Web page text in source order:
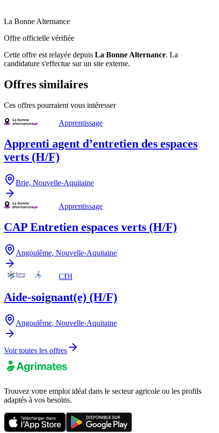
La Bonne Alternance
Offre officielle vérifiée
Cette offre est relayée depuis La Bonne Alternance. La
candidature s'effectue sur un site externe.
Offres similaires
Ces offres pourraient vous intéresser
Apprentissage
Apprenti agent d’entretien des espaces
verts (H/F)
Brie, Nouvelle-Aquitaine
Apprentissage
CAP Entretien espaces verts (H/F)
Angoulême, Nouvelle-Aquitaine
CDI
Aide-soignant(e) (H/F)
Angoulême, Nouvelle-Aquitaine
Voir toutes les offres
Trouvez votre emploi idéal dans le secteur agricole ou les profils
adaptés à vos besoins.